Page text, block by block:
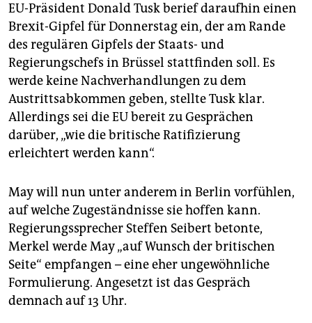
EU-Präsident Donald Tusk berief daraufhin einen
Brexit-Gipfel für Donnerstag ein, der am Rande
des regulären Gipfels der Staats- und
Regierungschefs in Brüssel stattfinden soll. Es
werde keine Nachverhandlungen zu dem
Austrittsabkommen geben, stellte Tusk klar.
Allerdings sei die EU bereit zu Gesprächen
darüber, „wie die britische Ratifizierung
erleichtert werden kann“.
May will nun unter anderem in Berlin vorfühlen,
auf welche Zugeständnisse sie hoffen kann.
Regierungssprecher Steffen Seibert betonte,
Merkel werde May „auf Wunsch der britischen
Seite“ empfangen – eine eher ungewöhnliche
Formulierung. Angesetzt ist das Gespräch
demnach auf 13 Uhr.